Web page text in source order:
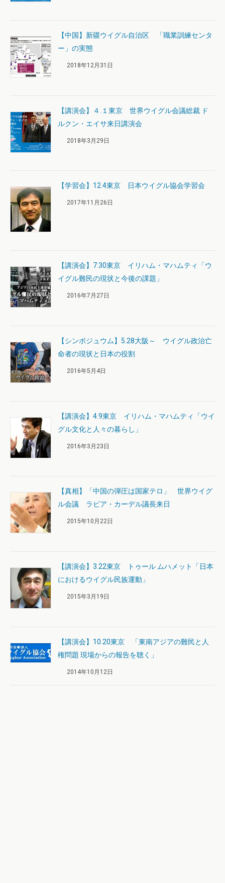
【中国】新疆ウイグル自治区 「職業訓練センタ
ー」の実態
2018年12月31日
【講演会】４.１東京 世界ウイグル会議総裁 ド
ルクン・エイサ来日講演会
2018年3月29日
【学習会】12.4東京 日本ウイグル協会学習会
2017年11月26日
【講演会】7.30東京 イリハム・マハムティ「ウ
イグル難民の現状と今後の課題」
2016年7月27日
【シンポジュウム】5.28大阪～ ウイグル政治亡
命者の現状と日本の役割
2016年5月4日
【講演会】4.9東京 イリハム・マハムティ「ウイ
グル文化と人々の暮らし」
2016年3月23日
【真相】「中国の弾圧は国家テロ」 世界ウイグ
ル会議 ラビア・カーデル議長来日
2015年10月22日
【講演会】3.22東京 トゥール ムハメット「日本
におけるウイグル民族運動」
2015年3月19日
【講演会】10.20東京 「東南アジアの難民と人
権問題 現場からの報告を聴く」
2014年10月12日